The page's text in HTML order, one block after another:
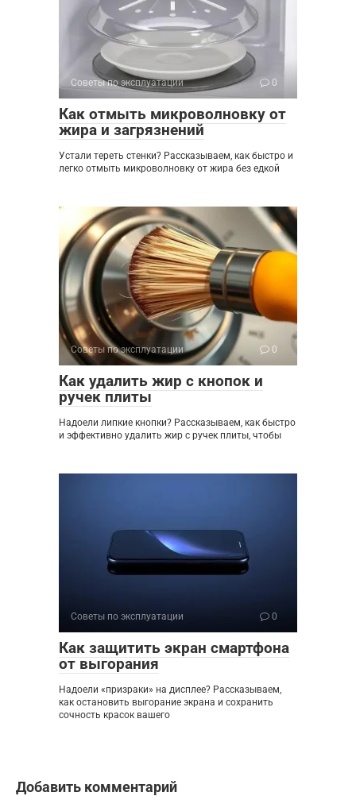
Советы по эксплуатации 0
Как отмыть микроволновку от
жира и загрязнений
Устали тереть стенки? Рассказываем, как быстро и
легко отмыть микроволновку от жира без едкой
Советы по эксплуатации 0
Как удалить жир с кнопок и
ручек плиты
Надоели липкие кнопки? Рассказываем, как быстро
и эффективно удалить жир с ручек плиты, чтобы
Советы по эксплуатации 0
Как защитить экран смартфона
от выгорания
Надоели «призраки» на дисплее? Рассказываем,
как остановить выгорание экрана и сохранить
сочность красок вашего
Добавить комментарий